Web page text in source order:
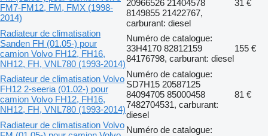
FM7-FM12, FM, FMX (1998-
2014)
20966526 21404578
8149855 21422767,
carburant: diesel
31 €
Radiateur de climatisation
Sanden FH (01.05-) pour
camion Volvo FH12, FH16,
NH12, FH, VNL780 (1993-2014)
Numéro de catalogue:
33H4170 82812159
84176798, carburant: diesel
155 €
Radiateur de climatisation Volvo
FH12 2-seeria (01.02-) pour
camion Volvo FH12, FH16,
NH12, FH, VNL780 (1993-2014)
Numéro de catalogue:
SD7H15 20587125
84094705 85000458
7482704531, carburant:
diesel
81 €
Radiateur de climatisation Volvo Numéro de catalogue: